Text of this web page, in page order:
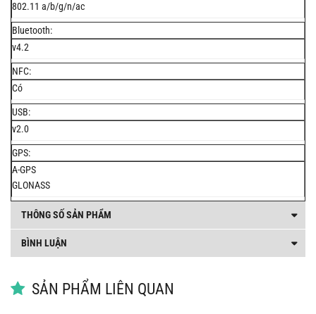
802.11 a/b/g/n/ac
Bluetooth:
v4.2
NFC:
Có
USB:
v2.0
GPS:
A-GPS
GLONASS
THÔNG SỐ SẢN PHẨM
BÌNH LUẬN
SẢN PHẨM LIÊN QUAN